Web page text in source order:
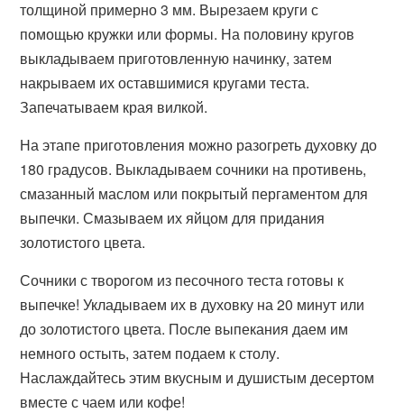
толщиной примерно 3 мм. Вырезаем круги с
помощью кружки или формы. На половину кругов
выкладываем приготовленную начинку, затем
накрываем их оставшимися кругами теста.
Запечатываем края вилкой.
На этапе приготовления можно разогреть духовку до
180 градусов. Выкладываем сочники на противень,
смазанный маслом или покрытый пергаментом для
выпечки. Смазываем их яйцом для придания
золотистого цвета.
Сочники с творогом из песочного теста готовы к
выпечке! Укладываем их в духовку на 20 минут или
до золотистого цвета. После выпекания даем им
немного остыть, затем подаем к столу.
Наслаждайтесь этим вкусным и душистым десертом
вместе с чаем или кофе!